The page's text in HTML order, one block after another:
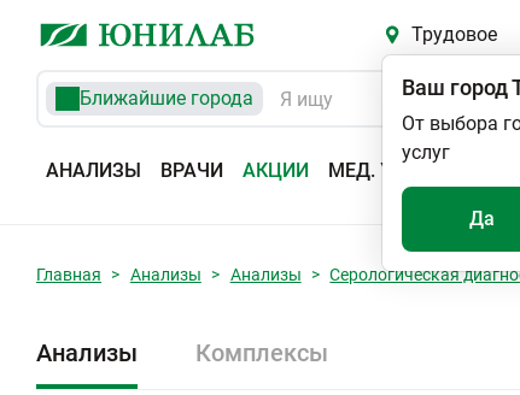
Трудовое
Ближайшие города
АНАЛИЗЫ ВРАЧИ АКЦИИ МЕД. УСЛУГИ
Ваш город
От выбора
услуг
Да
Главная Анализы Анализы Серологическая
Анализы Комплексы